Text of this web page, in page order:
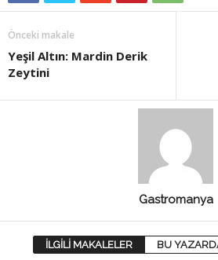
Önceki makale
Yeşil Altın: Mardin Derik
Zeytini
Gastromanya
İLGİLİ MAKALELER BU